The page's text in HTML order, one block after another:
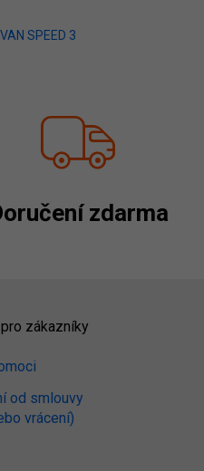
SPEED 3
zdarma
zákazníky
od smlouvy
vrácení)